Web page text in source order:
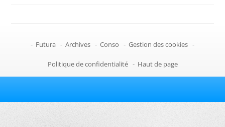
- Futura - Archives - Conso - Gestion des cookies -
Politique de confidentialité - Haut de page